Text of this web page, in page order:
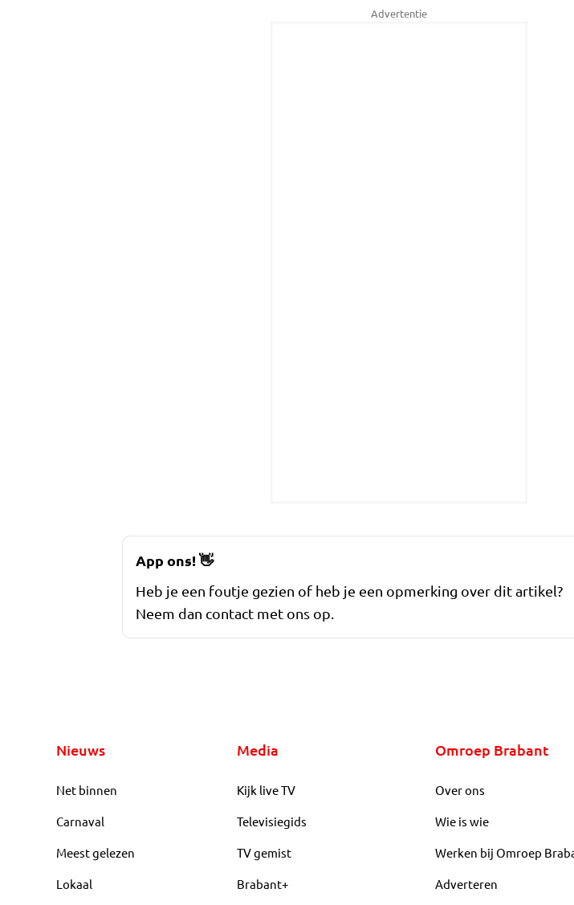
Advertentie
App ons!👋
Heb je een foutje gezien of heb je een opmerking over dit artikel?
Neem dan contact met ons op.
Nieuws
Net binnen
Carnaval
Meest gelezen
Lokaal
Media
Kijk live TV
Televisiegids
TV gemist
Brabant+
Omroep Brabant
Over ons
Wie is wie
Werken bij Omroep
Adverteren